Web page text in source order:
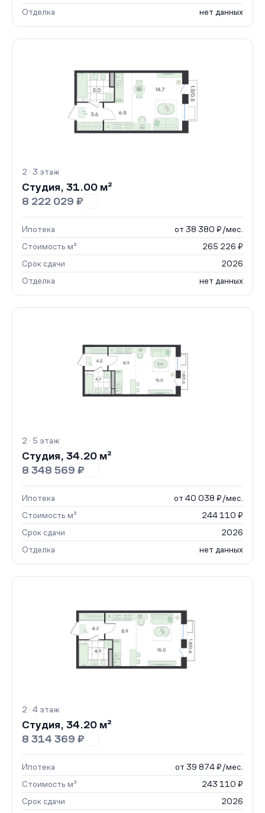
Отделка нет данных
2 · 3 этаж
Студия, 31.00 м²
8 222 029 ₽
Ипотека
от 38 380 ₽/мес.
Стоимость м²
265 226 ₽
Срок сдачи
2026
Отделка
нет данных
2 · 5 этаж
Студия, 34.20 м²
8 348 569 ₽
Ипотека
от 40 038 ₽/мес.
Стоимость м²
244 110 ₽
Срок сдачи
2026
Отделка
нет данных
2 · 4 этаж
Студия, 34.20 м²
8 314 369 ₽
Ипотека
от 39 874 ₽/мес.
Стоимость м²
243 110 ₽
Срок сдачи
2026